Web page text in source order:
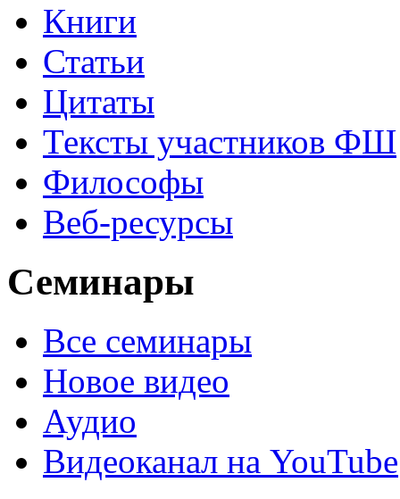
Книги
Статьи
Цитаты
Тексты участников ФШ
Философы
Веб-ресурсы
Семинары
Все семинары
Новое видео
Аудио
Видеоканал на YouTube